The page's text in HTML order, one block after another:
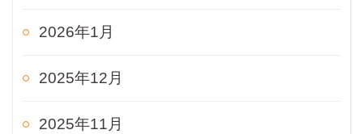
2026年1月
2025年12月
2025年11月